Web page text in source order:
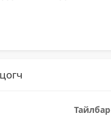
Тайлбар